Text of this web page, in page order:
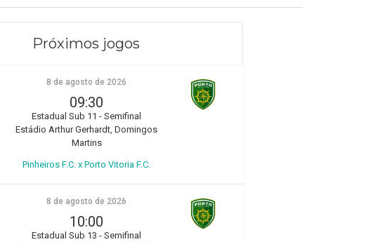
Próximos jogos
8 de agosto de 2026
09:30
Estadual Sub 11 - Semifinal
Estádio Arthur Gerhardt, Domingos
Martins
Pinheiros F.C. x Porto Vitoria F.C.
8 de agosto de 2026
10:00
Estadual Sub 13 - Semifinal